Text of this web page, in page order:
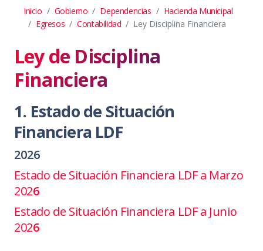
Inicio Gobierno Dependencias
Hacienda Municipal
Egresos
Contabilidad Ley Disciplina Financiera
Ley de Disciplina
Financiera
1. Estado de Situación
Financiera LDF
2026
Estado de Situación Financiera LDF a Marzo
2026
Estado de Situación Financiera LDF a Junio
2026